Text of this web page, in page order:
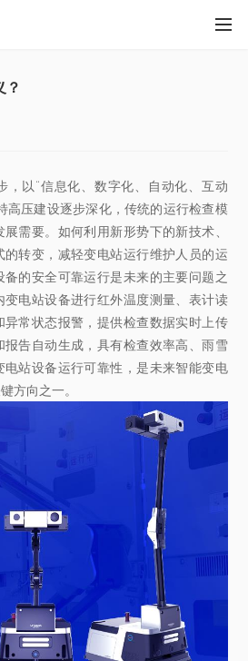
？
，以“信息化、数字化、自动化、互动
高压建设逐步深化，传统的运行检查模
需要。如何利用新形势下的新技术、
转变，减轻变电站运行维护人员的运
的安全可靠运行是未来的主要问题之
变电站设备进行红外温度测量、表计读
常状态报警，提供检查数据实时上传
告自动生成，具有检查效率高、雨雪
站设备运行可靠性，是未来智能变电
方向之一。